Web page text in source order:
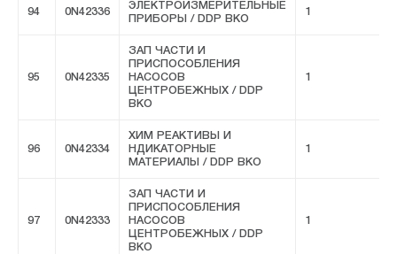
94 0N42336
ЭЛЕКТРОИЗМЕРИТЕЛЬНЫЕ
ПРИБОРЫ / DDP ВКО
1
95 0N42335
ЗАП ЧАСТИ И
ПРИСПОСОБЛЕНИЯ
НАСОСОВ
ЦЕНТРОБЕЖНЫХ / DDP
ВКО
1
96 0N42334
ХИМ РЕАКТИВЫ И
НДИКАТОРНЫЕ
МАТЕРИАЛЫ / DDP ВКО
1
97 0N42333
ЗАП ЧАСТИ И
ПРИСПОСОБЛЕНИЯ
НАСОСОВ
ЦЕНТРОБЕЖНЫХ / DDP
ВКО
1